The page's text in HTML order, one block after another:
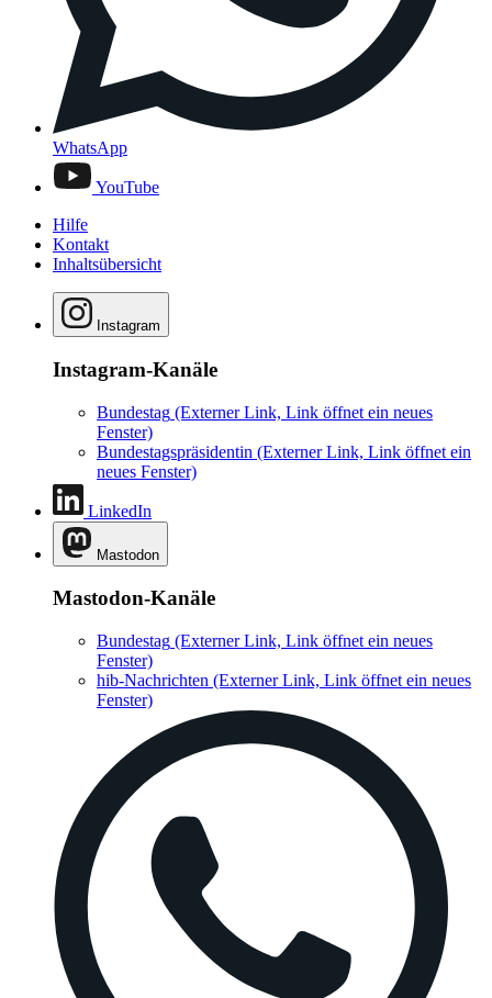
WhatsApp
YouTube
Hilfe
Kontakt
Inhaltsübersicht
Instagram
Instagram-Kanäle
Bundestag (Externer Link, Link öffnet ein neues
Fenster)
Bundestagspräsidentin (Externer Link, Link öffnet ein
neues Fenster)
LinkedIn
Mastodon
Mastodon-Kanäle
Bundestag (Externer Link, Link öffnet ein neues
Fenster)
hib-Nachrichten (Externer Link, Link öffnet ein neues
Fenster)